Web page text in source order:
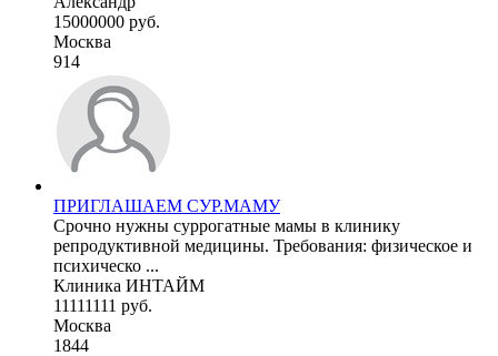
15000000 руб.
Москва
914
ПРИГЛАШАЕМ СУР.МАМУ
Срочно нужны суррогатные мамы в клинику
репродуктивной медицины. Требования: физическое и
психическо ...
Клиника ИНТАЙМ
11111111 руб.
Москва
1844